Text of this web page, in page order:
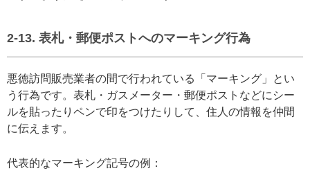
2-13. 表札・郵便ポストへのマーキング行為
悪徳訪問販売業者の間で行われている「マーキング」とい
う行為です。表札・ガスメーター・郵便ポストなどにシー
ルを貼ったりペンで印をつけたりして、住人の情報を仲間
に伝えます。
代表的なマーキング記号の例：